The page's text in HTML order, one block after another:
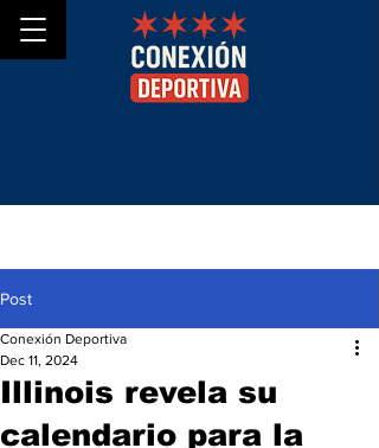
Post
Illinois revela su
calendario para la
Conexión Deportiva
Dec 11, 2024